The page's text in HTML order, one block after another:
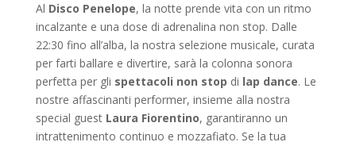
Al Disco Penelope, la notte prende vita con un ritmo
incalzante e una dose di adrenalina non stop. Dalle
22:30 fino all’alba, la nostra selezione musicale, curata
per farti ballare e divertire, sarà la colonna sonora
perfetta per gli spettacoli non stop di lap dance. Le
nostre affascinanti performer, insieme alla nostra
special guest Laura Fiorentino, garantiranno un
intrattenimento continuo e mozzafiato. Se la tua